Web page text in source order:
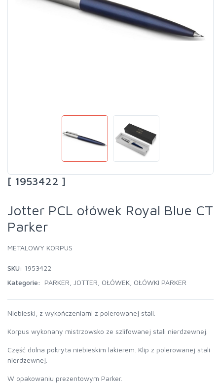
[ 1953422 ]
Jotter PCL ołówek Royal Blue CT
Parker
METALOWY KORPUS
SKU: 1953422
Kategorie:
PARKER JOTTER OŁÓWEK OŁÓWKI PARKER
Niebieski, z wykończeniami z polerowanej stali.
Korpus wykonany mistrzowsko ze szlifowanej stali nierdzewnej.
Część dolna pokryta niebieskim lakierem. Klip z polerowanej stali
nierdzewnej.
W opakowaniu prezentowym Parker.